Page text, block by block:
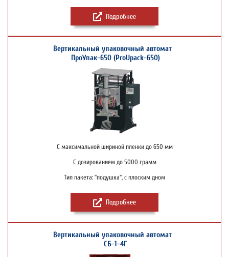
Подробнее
Вертикальный упаковочный автомат
ПроУпак-650 (ProUpack-650)
С максимальной шириной пленки до 650 мм
С дозированием до 5000 грамм
Тип пакета: "подушка", с плоским дном
Подробнее
Вертикальный упаковочный автомат
СБ-1-4Г